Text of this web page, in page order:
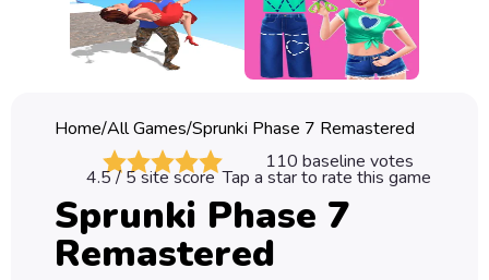
Classic
Sprunki
Games
Car
Games
Run
Home/All Games/Sprunki Phase 7 Remastered
110 baseline votes
4.5/ 5 site score Tap a star to rate this game
Sprunki Phase 7
Remastered